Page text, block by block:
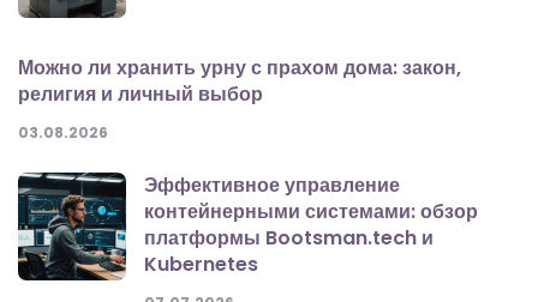
Можно ли хранить урну с прахом дома: закон,
религия и личный выбор
03.08.2026
Эффективное управление
контейнерными системами: обзор
платформы Bootsman.tech и
Kubernetes